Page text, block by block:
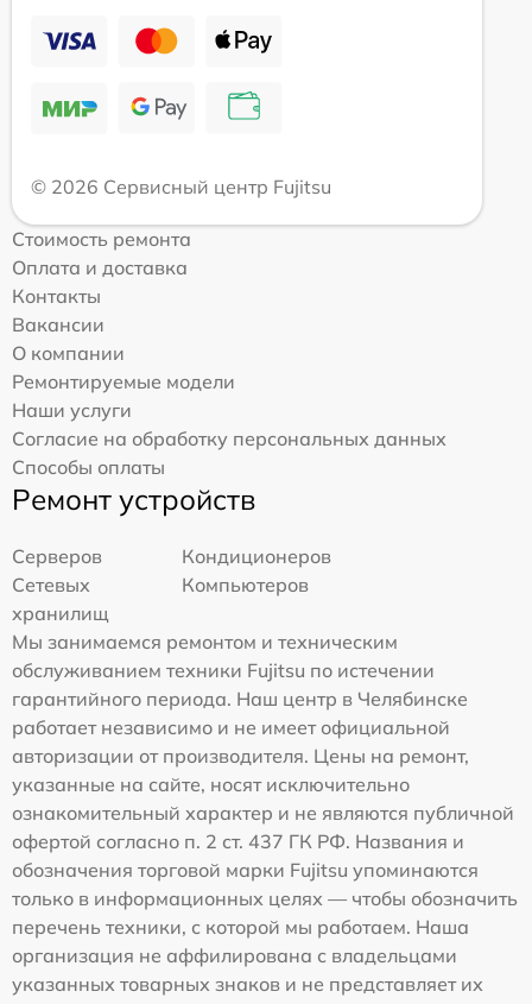
© 2026 Сервисный центр Fujitsu
Стоимость ремонта
Оплата и доставка
Контакты
Вакансии
О компании
Ремонтируемые модели
Наши услуги
Согласие на обработку персональных данных
Способы оплаты
Ремонт устройств
Серверов
Кондиционеров
Сетевых
хранилищ
Компьютеров
Мы занимаемся ремонтом и техническим
обслуживанием техники Fujitsu по истечении
гарантийного периода. Наш центр в Челябинске
работает независимо и не имеет официальной
авторизации от производителя. Цены на ремонт,
указанные на сайте, носят исключительно
ознакомительный характер и не являются публичной
офертой согласно п. 2 ст. 437 ГК РФ. Названия и
обозначения торговой марки Fujitsu упоминаются
только в информационных целях — чтобы обозначить
перечень техники, с которой мы работаем. Наша
организация не аффилирована с владельцами
указанных товарных знаков и не представляет их